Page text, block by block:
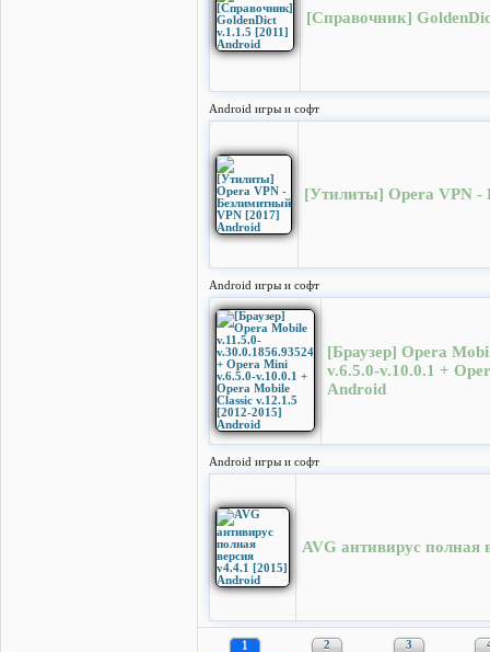
[Справочник]
Android игры и софт
[Утилиты] Opera VPN -
Android игры и софт
[Браузер] Opera
v.6.5.0-v.10.0.1 +
Android
Android игры и софт
AVG антивирус полная
1 2 3